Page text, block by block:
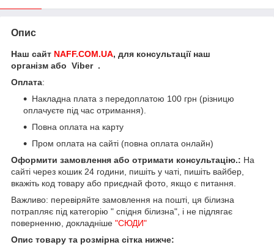
Опис
Наш сайт NAFF.COM.UA, для консультації наш
організм або Viber .
Оплата:
Накладна плата з передоплатою 100 грн (різницю
оплачуєте під час отримання).
Повна оплата на карту
Пром оплата на сайті (повна оплата онлайн)
Оформити замовлення або отримати консультацію.: На
сайті через кошик 24 години, пишіть у чаті, пишіть вайбер,
вкажіть код товару або приєднай фото, якщо є питання.
Важливо: перевіряйте замовлення на пошті, ця білизна
потрапляє під категорію " спідня білизна", і не підлягає
поверненню, докладніше "СЮДИ"
Опис товару та розмірна сітка нижче: